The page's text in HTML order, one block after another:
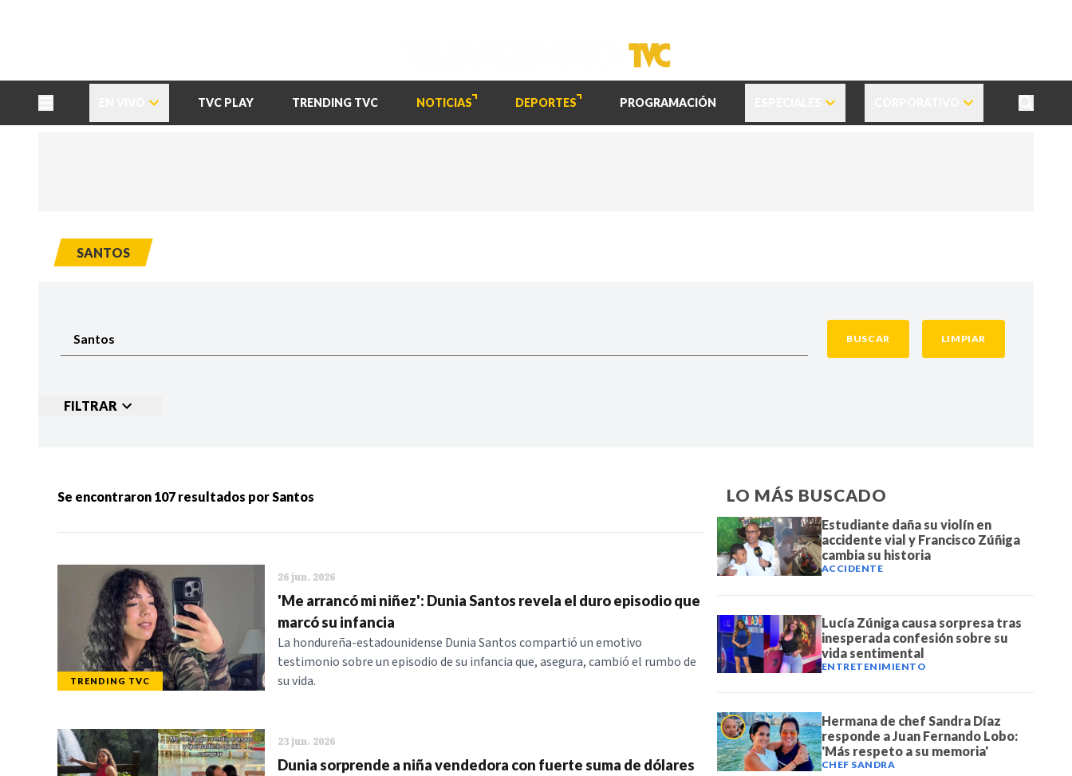
TVC PLAY TRENDING TVC NOTICIAS DEPORTES PROGRAMACIÓN
SANTOS
BUSCAR LIMPIAR
FILTRAR
Categorias: NOTICIAS SERIES
Se encontraron 107 resultados porSantos
TRENDING TVC
26 jun. 2026
'Me arrancó mi niñez': Dunia Santos revela el duro episodio que
marcó su infancia
La hondureña-estadounidense Dunia Santos compartió un emotivo
testimonio sobre un episodio de su infancia que, asegura, cambió el rumbo de
su vida.
23 jun. 2026
Dunia sorprende a niña vendedora con fuerte suma de dólares
LO MÁS BUSCADO
Estudiante daña su violín en
accidente vial y Francisco Zúñiga
cambia su historia
ACCIDENTE
Lucía Zúniga causa sorpresa tras
inesperada confesión sobre su
vida sentimental
ENTRETENIMIENTO
Hermana de chef Sandra Díaz
responde a Juan Fernando Lobo:
'Más respeto a su memoria'
CHEF SANDRA